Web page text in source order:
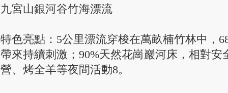
九宮山銀河谷竹海漂流
特色亮點：5公里漂流穿梭在萬畝楠竹林中，
帶來持續刺激；90%天然花崗巖河床，相對安
營、烤全羊等夜間活動8。